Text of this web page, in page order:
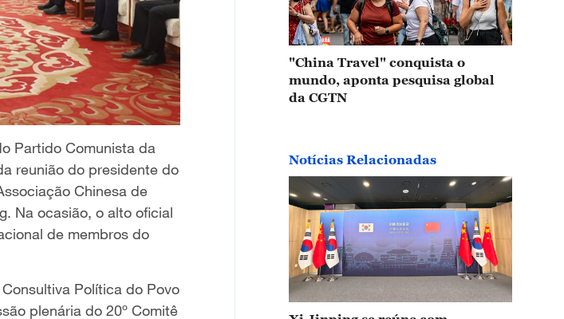
Partido Comunista da
reunião do presidente do
Chinesa de
Na ocasião, o alto oficial
de membros do
Política do Povo
plenária do 20º Comitê
"China Travel" conquista o
mundo, aponta pesquisa global
da CGTN
Notícias Relacionadas